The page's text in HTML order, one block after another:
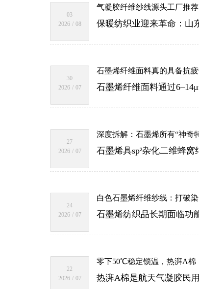
03
2026 / 08
气凝胶纤维纱线源头工厂推
30
2026 / 07
石墨烯纤维面料真的具备抗
27
2026 / 07
深度拆解：石墨烯所有“神奇
24
2026 / 07
白色石墨烯纤维纱线：打破
22
2026 / 07
零下50℃稳定锁温，热湃A棉